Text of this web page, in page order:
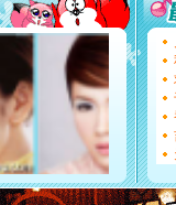
你太多
要平安！
[圣诞节]
能正大
都要快乐
[圣诞节]
如意,快
[元旦]
看
断电。
你是我
[元旦]如